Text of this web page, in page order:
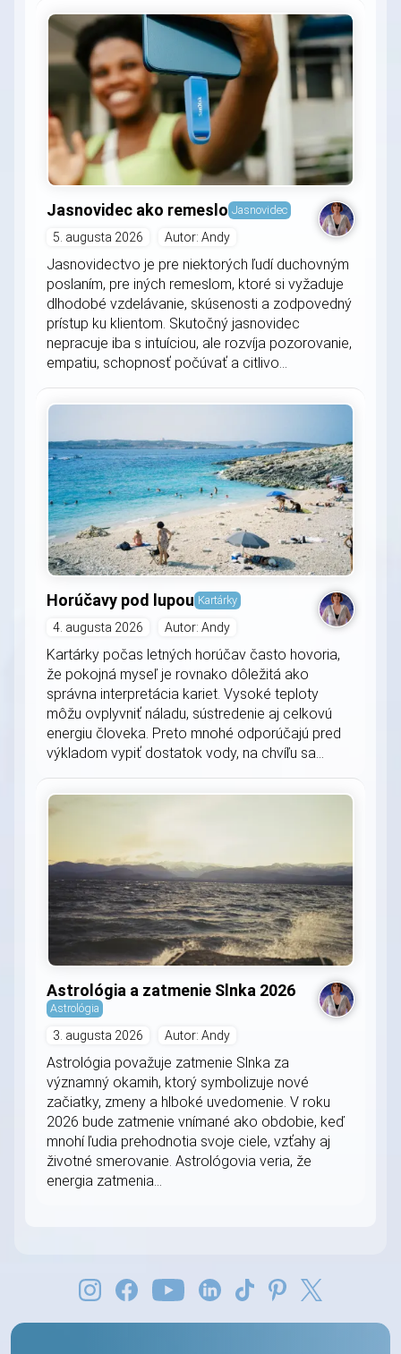
Jasnovidec ako remeslo Jasnovidec
5. augusta 2026 Autor: Andy
Jasnovidectvo je pre niektorých ľudí duchovným
poslaním, pre iných remeslom, ktoré si vyžaduje
dlhodobé vzdelávanie, skúsenosti a zodpovedný
prístup ku klientom. Skutočný jasnovidec
nepracuje iba s intuíciou, ale rozvíja pozorovanie,
empatiu, schopnosť počúvať a citlivo...
Horúčavy pod lupou Kartárky
4. augusta 2026 Autor: Andy
Kartárky počas letných horúčav často hovoria,
že pokojná myseľ je rovnako dôležitá ako
správna interpretácia kariet. Vysoké teploty
môžu ovplyvniť náladu, sústredenie aj celkovú
energiu človeka. Preto mnohé odporúčajú pred
výkladom vypiť dostatok vody, na chvíľu sa...
Astrológia a zatmenie Slnka 2026
Astrológia
3. augusta 2026 Autor: Andy
Astrológia považuje zatmenie Slnka za
významný okamih, ktorý symbolizuje nové
začiatky, zmeny a hlboké uvedomenie. V roku
2026 bude zatmenie vnímané ako obdobie, keď
mnohí ľudia prehodnotia svoje ciele, vzťahy aj
životné smerovanie. Astrológovia veria, že
energia zatmenia...